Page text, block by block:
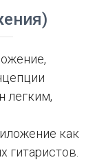
легким,
как
гитаристов.